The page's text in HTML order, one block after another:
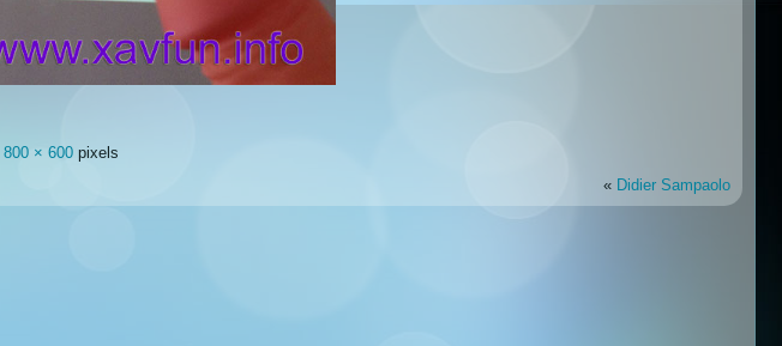
800 × 600pixels
« Didier Sampaolo